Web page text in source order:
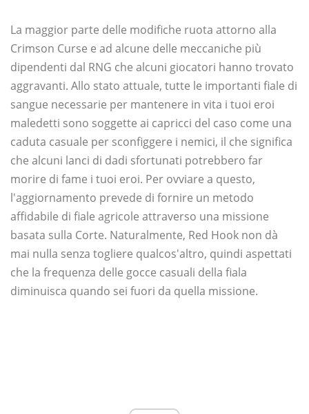
La maggior parte delle modifiche ruota attorno alla
Crimson Curse e ad alcune delle meccaniche più
dipendenti dal RNG che alcuni giocatori hanno trovato
aggravanti. Allo stato attuale, tutte le importanti fiale di
sangue necessarie per mantenere in vita i tuoi eroi
maledetti sono soggette ai capricci del caso come una
caduta casuale per sconfiggere i nemici, il che significa
che alcuni lanci di dadi sfortunati potrebbero far
morire di fame i tuoi eroi. Per ovviare a questo,
l'aggiornamento prevede di fornire un metodo
affidabile di fiale agricole attraverso una missione
basata sulla Corte. Naturalmente, Red Hook non dà
mai nulla senza togliere qualcos'altro, quindi aspettati
che la frequenza delle gocce casuali della fiala
diminuisca quando sei fuori da quella missione.